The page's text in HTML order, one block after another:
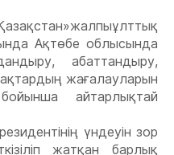
жалпыұлттық
Ақтөбе облысында
абаттандыру,
жағалауларын
айтарлықтай
үндеуін зор
жатқан барлық